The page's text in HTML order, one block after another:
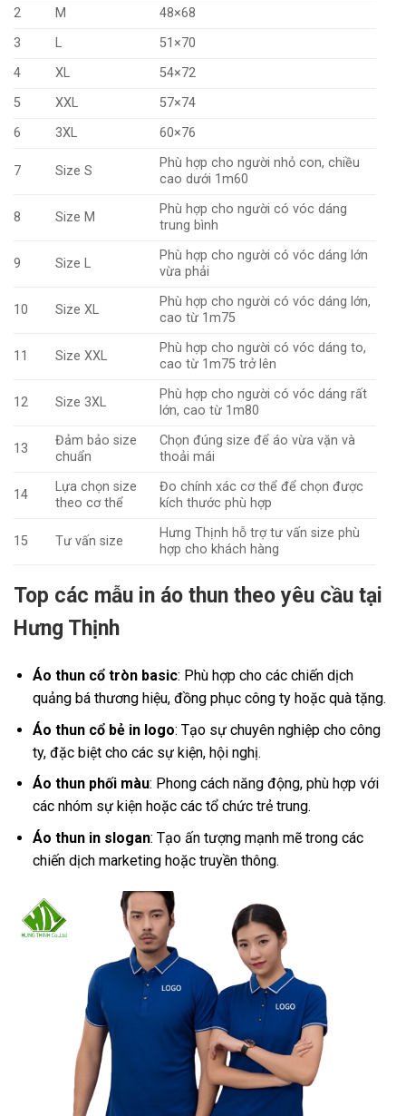
2
M
48×68
3
L
51×70
4
XL
54×72
5
XXL
57×74
6
3XL 60×76
7 Size S
Phù hợp cho người nhỏ con, chiều
cao dưới 1m60
8 Size M
Phù hợp cho người có vóc dáng
trung bình
9 Size L
Phù hợp cho người có vóc dáng lớn
vừa phải
10 Size XL
Phù hợp cho người có vóc dáng lớn,
cao từ 1m75
11 Size XXL
Phù hợp cho người có vóc dáng to,
cao từ 1m75 trở lên
12 Size 3XL
Phù hợp cho người có vóc dáng rất
lớn, cao từ 1m80
13
Đảm bảo size
chuẩn
Chọn đúng size để áo vừa vặn và
thoải mái
14
Lựa chọn size
theo cơ thể
Đo chính xác cơ thể để chọn được
kích thước phù hợp
15 Tư vấn size
Hưng Thịnh hỗ trợ tư vấn size phù
hợp cho khách hàng
Top các mẫu in áo thun theo yêu cầu tại
Hưng Thịnh
Áo thun cổ tròn basic: Phù hợp cho các chiến dịch
quảng bá thương hiệu, đồng phục công ty hoặc quà tặng.
Áo thun cổ bẻ in logo: Tạo sự chuyên nghiệp cho công
ty, đặc biệt cho các sự kiện, hội nghị.
Áo thun phối màu: Phong cách năng động, phù hợp với
các nhóm sự kiện hoặc các tổ chức trẻ trung.
Áo thun in slogan: Tạo ấn tượng mạnh mẽ trong các
chiến dịch marketing hoặc truyền thông.